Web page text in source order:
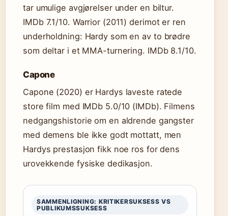
tar umulige avgjørelser under en biltur.
IMDb 7.1/10. Warrior (2011) derimot er ren
underholdning: Hardy som en av to brødre
som deltar i et MMA-turnering. IMDb 8.1/10.
Capone
Capone (2020) er Hardys laveste ratede
store film med IMDb 5.0/10 (IMDb). Filmens
nedgangshistorie om en aldrende gangster
med demens ble ikke godt mottatt, men
Hardys prestasjon fikk noe ros for dens
urovekkende fysiske dedikasjon.
SAMMENLIGNING: KRITIKERSUKSESS VS
PUBLIKUMSSUKSESS